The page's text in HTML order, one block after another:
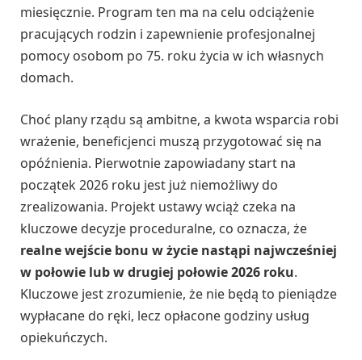
miesięcznie. Program ten ma na celu odciążenie
pracujących rodzin i zapewnienie profesjonalnej
pomocy osobom po 75. roku życia w ich własnych
domach.
Choć plany rządu są ambitne, a kwota wsparcia robi
wrażenie, beneficjenci muszą przygotować się na
opóźnienia. Pierwotnie zapowiadany start na
początek 2026 roku jest już niemożliwy do
zrealizowania. Projekt ustawy wciąż czeka na
kluczowe decyzje proceduralne, co oznacza, że
realne wejście bonu w życie nastąpi najwcześniej
w połowie lub w drugiej połowie 2026 roku.
Kluczowe jest zrozumienie, że nie będą to pieniądze
wypłacane do ręki, lecz opłacone godziny usług
opiekuńczych.